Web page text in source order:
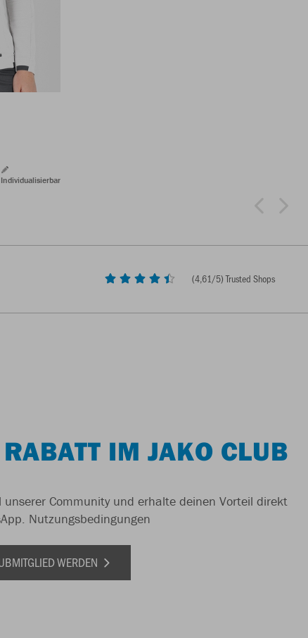
Individualisierbar
(4,61/5) Trusted Shops
IM JAKO CLUB
unserer Community und erhalte deinen Vorteil direkt
Nutzungsbedingungen
WERDEN